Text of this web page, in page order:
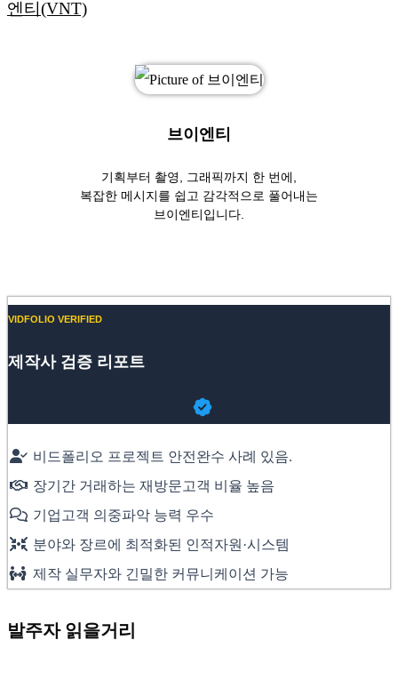
엔티(VNT)
브이엔티
기획부터 촬영, 그래픽까지 한 번에,
복잡한 메시지를 쉽고 감각적으로 풀어내는
브이엔티입니다.
VIDFOLIO VERIFIED
제작사 검증 리포트
비드폴리오 프로젝트 안전완수 사례 있음.
장기간 거래하는 재방문고객 비율 높음
기업고객 의중파악 능력 우수
분야와 장르에 최적화된 인적자원·시스템
제작 실무자와 긴밀한 커뮤니케이션 가능
발주자 읽을거리